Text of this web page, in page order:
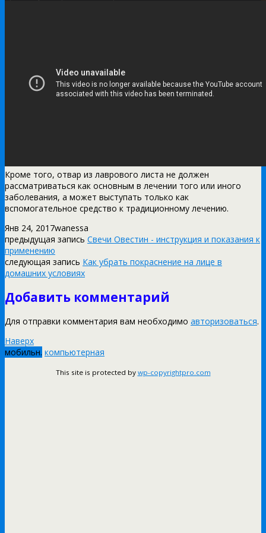
Кроме того, отвар из лаврового листа не должен
рассматриваться как основным в лечении того или иного
заболевания, а может выступать только как
вспомогательное средство к традиционному лечению.
Янв 24, 2017wanessa
предыдущая запись Свечи Овестин - инструкция и показания к
применению
следующая запись Как убрать покраснение на лице в
домашних условиях
Добавить комментарий
Для отправки комментария вам необходимо авторизоваться.
Наверх
мобильн. компьютерная
This site is protected by wp-copyrightpro.com